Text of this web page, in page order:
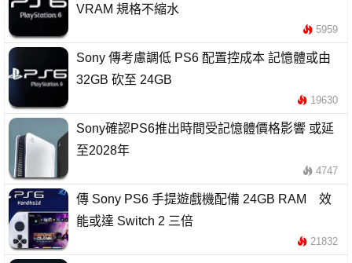
VRAM 規格不縮水
5959
Sony 傳考慮調低 PS6 配置控成本 記憶體或由
32GB 砍至 24GB
19630
Sony確認PS6推出時間受記憶體價格影響 或延
至2028年
4747
傳 Sony PS6 手提遊戲機配備 24GB RAM 效
能或達 Switch 2 三倍
21832